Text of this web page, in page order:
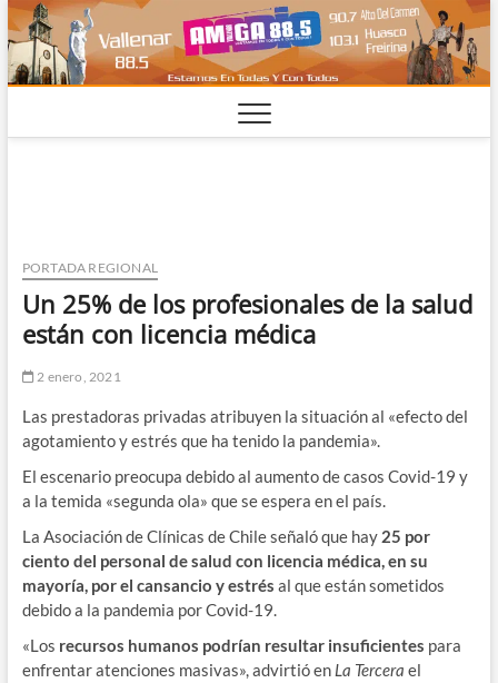
Saltar
al
contenido
PORTADA REGIONAL
Un 25% de los profesionales de la salud
están con licencia médica
2 enero, 2021
Las prestadoras privadas atribuyen la situación al «efecto del
agotamiento y estrés que ha tenido la pandemia».
El escenario preocupa debido al aumento de casos Covid-19 y
a la temida «segunda ola» que se espera en el país.
La Asociación de Clínicas de Chile señaló que hay 25 por
ciento del personal de salud con licencia médica, en su
mayoría, por el cansancio y estrés al que están sometidos
debido a la pandemia por Covid-19.
«Los recursos humanos podrían resultar insuficientes para
enfrentar atenciones masivas», advirtió enLa Tercera el